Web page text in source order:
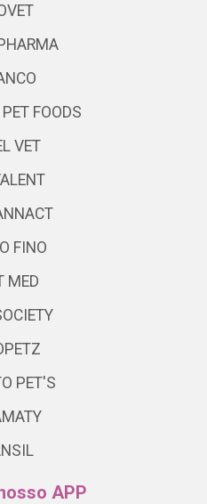
FOODS
VET
FINO
MED
PET'S
APP